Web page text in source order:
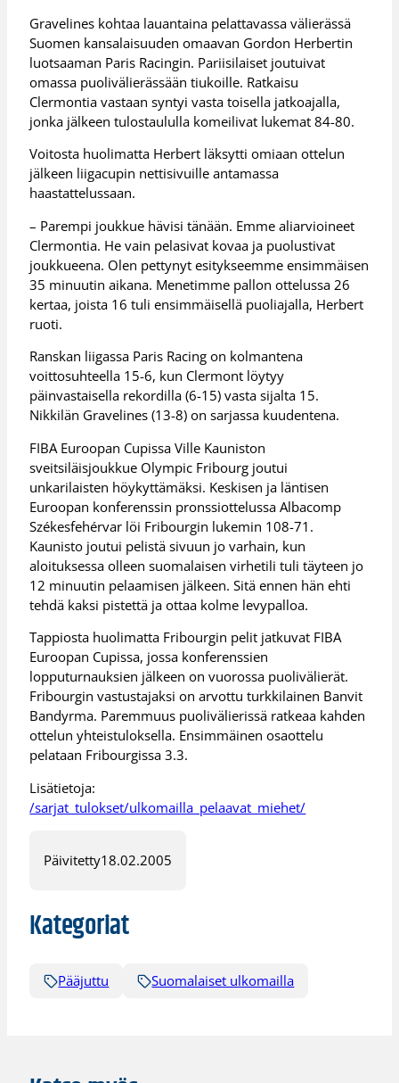
Gravelines kohtaa lauantaina pelattavassa välierässä
Suomen kansalaisuuden omaavan Gordon Herbertin
luotsaaman Paris Racingin. Pariisilaiset joutuivat
omassa puolivälierässään tiukoille. Ratkaisu
Clermontia vastaan syntyi vasta toisella jatkoajalla,
jonka jälkeen tulostaululla komeilivat lukemat 84-80.
Voitosta huolimatta Herbert läksytti omiaan ottelun
jälkeen liigacupin nettisivuille antamassa
haastattelussaan.
– Parempi joukkue hävisi tänään. Emme aliarvioineet
Clermontia. He vain pelasivat kovaa ja puolustivat
joukkueena. Olen pettynyt esitykseemme ensimmäisen
35 minuutin aikana. Menetimme pallon ottelussa 26
kertaa, joista 16 tuli ensimmäisellä puoliajalla, Herbert
ruoti.
Ranskan liigassa Paris Racing on kolmantena
voittosuhteella 15-6, kun Clermont löytyy
päinvastaisella rekordilla (6-15) vasta sijalta 15.
Nikkilän Gravelines (13-8) on sarjassa kuudentena.
FIBA Euroopan Cupissa Ville Kauniston
sveitsiläisjoukkue Olympic Fribourg joutui
unkarilaisten höykyttämäksi. Keskisen ja läntisen
Euroopan konferenssin pronssiottelussa Albacomp
Székesfehérvar löi Fribourgin lukemin 108-71.
Kaunisto joutui pelistä sivuun jo varhain, kun
aloituksessa olleen suomalaisen virhetili tuli täyteen jo
12 minuutin pelaamisen jälkeen. Sitä ennen hän ehti
tehdä kaksi pistettä ja ottaa kolme levypalloa.
Tappiosta huolimatta Fribourgin pelit jatkuvat FIBA
Euroopan Cupissa, jossa konferenssien
lopputurnauksien jälkeen on vuorossa puolivälierät.
Fribourgin vastustajaksi on arvottu turkkilainen Banvit
Bandyrma. Paremmuus puolivälierissä ratkeaa kahden
ottelun yhteistuloksella. Ensimmäinen osaottelu
pelataan Fribourgissa 3.3.
Lisätietoja:
/sarjat_tulokset/ulkomailla_pelaavat_miehet/
Päivitetty18.02.2005
Kategoriat
Pääjuttu Suomalaiset ulkomailla